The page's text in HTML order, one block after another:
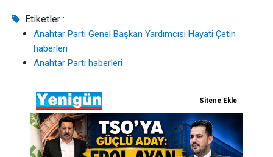
Etiketler :
Anahtar Parti Genel Başkan Yardımcısı Hayati Çetin
haberleri
Anahtar Parti haberleri